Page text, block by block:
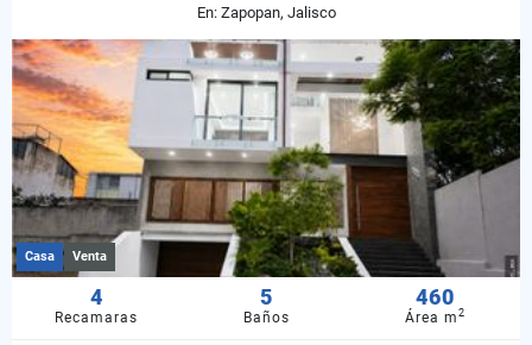
En: Zapopan, Jalisco
Casa Venta
4
Recamaras
5
Baños
460
Área m2